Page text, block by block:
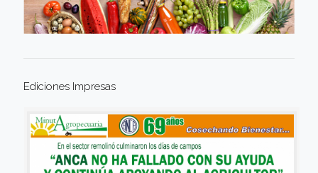
Ediciones Impresas